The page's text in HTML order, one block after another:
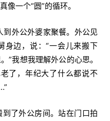
像一个“圆”的循环。
到外公外婆家聚餐。外公见
身边，说：“一会儿来搬下
”我想我理解外公的心思。
了，年纪大了什么都说不
了外公房间。站在门口拍